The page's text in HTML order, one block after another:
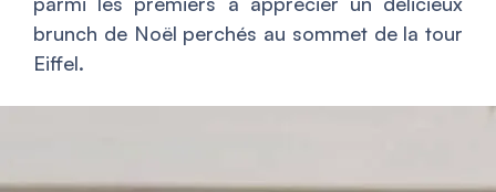
brunch de Noël perchés au sommet de la tour
Eiffel.